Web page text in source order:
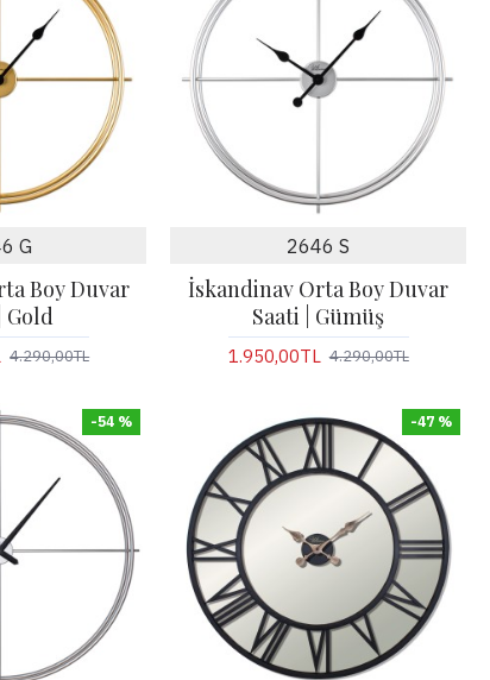
G
Boy Duvar
Gold
4.290,00TL
2646 S
İskandinav Orta Boy Duvar
Saati | Gümüş
1.950,00TL 4.290,00TL
-54 % -47 %